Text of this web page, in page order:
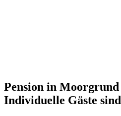
Pension in Moorgrund
Individuelle Gäste